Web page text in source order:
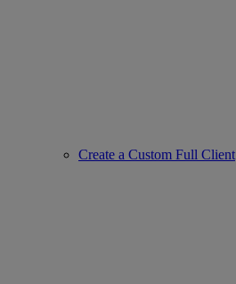
Create a Custom Full Client